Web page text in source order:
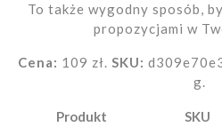
To także wygodny sposób,
propozycjami w
Cena: 109 zł. SKU:
g.
Produkt SKU